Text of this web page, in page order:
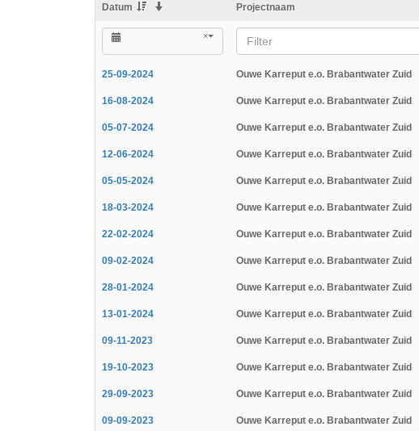
Datum Projectnaam
× Filter
25-09-2024 Ouwe Karreput e.o. Brabantwater Zuid
16-08-2024 Ouwe Karreput e.o. Brabantwater Zuid
05-07-2024 Ouwe Karreput e.o. Brabantwater Zuid
12-06-2024 Ouwe Karreput e.o. Brabantwater Zuid
05-05-2024 Ouwe Karreput e.o. Brabantwater Zuid
18-03-2024 Ouwe Karreput e.o. Brabantwater Zuid
22-02-2024 Ouwe Karreput e.o. Brabantwater Zuid
09-02-2024 Ouwe Karreput e.o. Brabantwater Zuid
28-01-2024 Ouwe Karreput e.o. Brabantwater Zuid
13-01-2024 Ouwe Karreput e.o. Brabantwater Zuid
09-11-2023 Ouwe Karreput e.o. Brabantwater Zuid
19-10-2023 Ouwe Karreput e.o. Brabantwater Zuid
29-09-2023 Ouwe Karreput e.o. Brabantwater Zuid
09-09-2023 Ouwe Karreput e.o. Brabantwater Zuid